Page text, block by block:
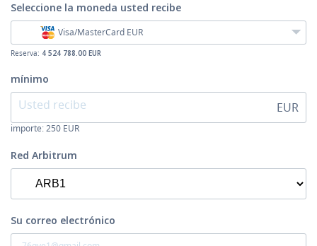
Seleccione la moneda usted recibe
Visa/MasterCard EUR
Reserva: 4 524 788.00 EUR
mínimo
EUR
importe:250 EUR
Red Arbitrum
Su correo electrónico